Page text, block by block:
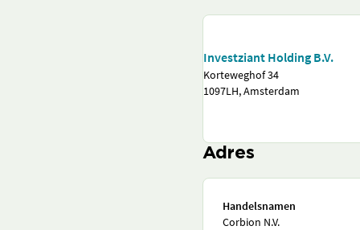
Investziant Holding B.V.
Korteweghof 34
1097LH, Amsterdam
Adres
Handelsnamen
Corbion N.V.